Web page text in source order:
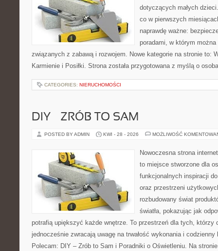
dotyczących małych
co w pierwszych
naprawdę ważne:
poradami, w którym
związanych z zabawą i rozwojem. Nowe kategorie na stronie to:
Karmienie i Posiłki. Strona została przygotowana z myślą o
CATEGORIES: NIERUCHOMOŚCI
DIY – ZRÓB TO SAM
POSTED BY ADMIN KWI - 28 - 2026 MOŻLIWOŚĆ
Nowoczesna strona
to miejsce stworzone dla
funkcjonalnych inspiracji
oraz przestrzeni
rozbudowany świat
światła, pokazując jak
potrafią upiększyć każde wnętrze. To przestrzeń dla tych, którzy
jednocześnie zwracają uwagę na trwałość wykonania i
Polecam: DIY – Zrób to Sam i Poradniki o Oświetleniu. Na